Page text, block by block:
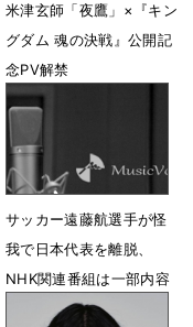
米津玄師「夜鷹」×『キン
グダム 魂の決戦』公開記
念PV解禁
サッカー遠藤航選手が怪
我で日本代表を離脱、
NHK関連番組は一部内容
変更および放送中止へ